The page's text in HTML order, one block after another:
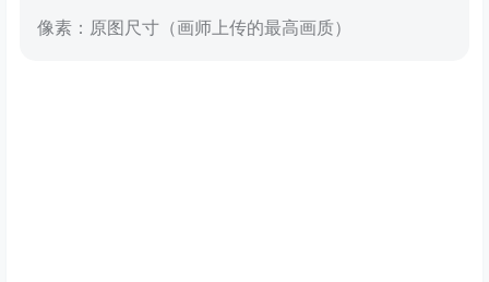
像素：原图尺寸（画师上传的最高画质）